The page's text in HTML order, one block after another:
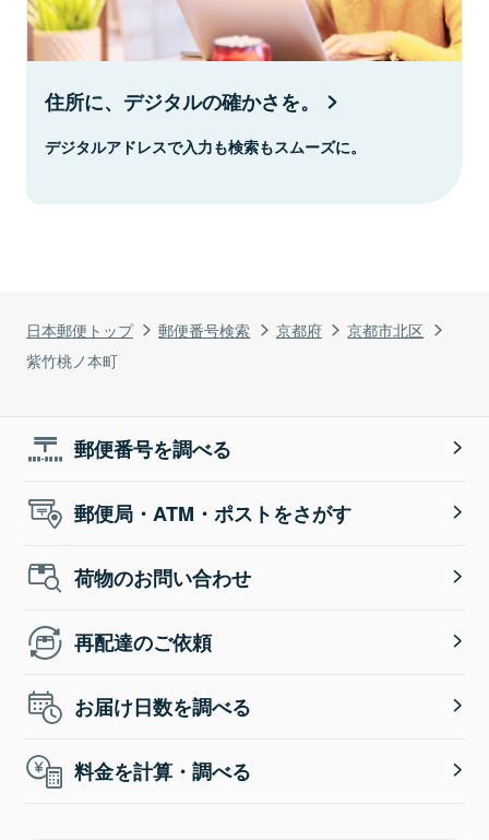
日本郵便トップ 郵便番号検索 京都府
京都市北区
紫竹桃ノ本町
住所に、デジタルの確かさを。
デジタルアドレスで入力も検索もスムーズに。
郵便番号を調べる
郵便局・ATM・ポストをさがす
荷物のお問い合わせ
再配達のご依頼
お届け日数を調べる
料金を計算・調べる